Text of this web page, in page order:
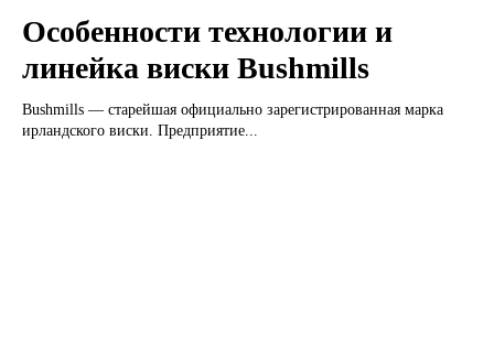
Особенности технологии и
линейка виски Bushmills
Bushmills — старейшая официально зарегистрированная марка
ирландского виски. Предприятие...